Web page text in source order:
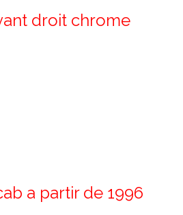
droit chrome
a partir de 1996